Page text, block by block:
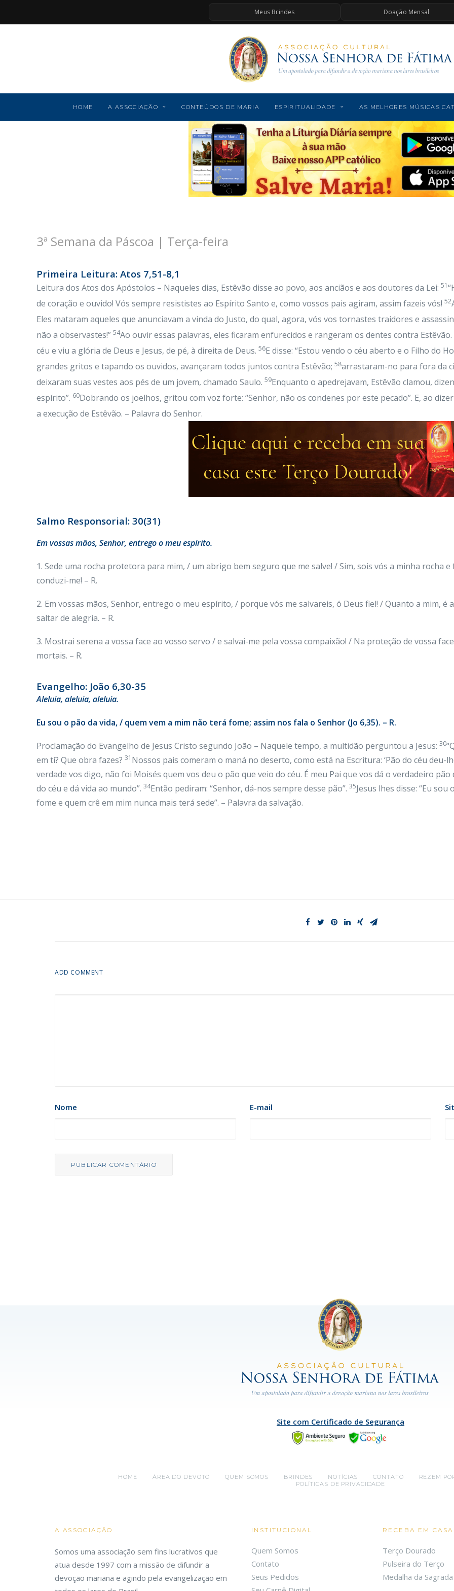
Meus Brindes Doação Mensal
HOME A ASSOCIAÇÃO CONTEÚDOS DE MARIA ESPIRITUALIDADE AS MELHORES MÚSICAS
3ª Semana da Páscoa | Terça-feira
Primeira Leitura: Atos 7,51-8,1
Leitura dos Atos dos Apóstolos – Naqueles dias, Estêvão disse ao povo, aos anciãos e aos doutores da Lei: 51
de coração e ouvido! Vós sempre resististes ao Espírito Santo e, como vossos pais agiram, assim fazeis vós! 52
Eles mataram aqueles que anunciavam a vinda do Justo, do qual, agora, vós vos tornastes traidores e
não a observastes!” 54Ao ouvir essas palavras, eles ficaram enfurecidos e rangeram os dentes contra Estêvão.
céu e viu a glória de Deus e Jesus, de pé, à direita de Deus. 56E disse: “Estou vendo o céu aberto e o Filho do
grandes gritos e tapando os ouvidos, avançaram todos juntos contra Estêvão; 58arrastaram-no para fora da
deixaram suas vestes aos pés de um jovem, chamado Saulo. 59Enquanto o apedrejavam, Estêvão clamou,
espírito”. 60Dobrando os joelhos, gritou com voz forte: “Senhor, não os condenes por este pecado”. E, ao
a execução de Estêvão. – Palavra do Senhor.
Salmo Responsorial: 30(31)
Em vossas mãos, Senhor, entrego o meu espírito.
1. Sede uma rocha protetora para mim, / um abrigo bem seguro que me salve! / Sim, sois vós a minha rocha
conduzi-me! – R.
2. Em vossas mãos, Senhor, entrego o meu espírito, / porque vós me salvareis, ó Deus fiel! / Quanto a mim,
saltar de alegria. – R.
3. Mostrai serena a vossa face ao vosso servo / e salvai-me pela vossa compaixão! / Na proteção de vossa
mortais. – R.
Evangelho: João 6,30-35
Aleluia, aleluia, aleluia.
Eu sou o pão da vida, / quem vem a mim não terá fome; assim nos fala o Senhor (Jo 6,35). – R.
Proclamação do Evangelho de Jesus Cristo segundo João – Naquele tempo, a multidão perguntou a Jesus: 30
em ti? Que obra fazes? 31 Nossos pais comeram o maná no deserto, como está na Escritura: ‘Pão do céu deu-
verdade vos digo, não foi Moisés quem vos deu o pão que veio do céu. É meu Pai que vos dá o verdadeiro pão
do céu e dá vida ao mundo”. 34Então pediram: “Senhor, dá-nos sempre desse pão”. 35Jesus lhes disse: “Eu
fome e quem crê em mim nunca mais terá sede”. – Palavra da salvação.
ADD COMMENT
Nome E-mail
Site com Certificado de Segurança
HOME ÁREA DO DEVOTO QUEM SOMOS BRINDES NOTÍCIAS CONTATO
REZEM
POLÍTICAS DE PRIVACIDADE
A ASSOCIAÇÃO
Somos uma associação sem fins lucrativos que
atua desde 1997 com a missão de difundir a
devoção mariana e agindo pela evangelização em
INSTITUCIONAL
Quem Somos
Contato
Seus Pedidos
RECEBA EM CASA
Terço Dourado
Pulseira do Terço
Medalha da